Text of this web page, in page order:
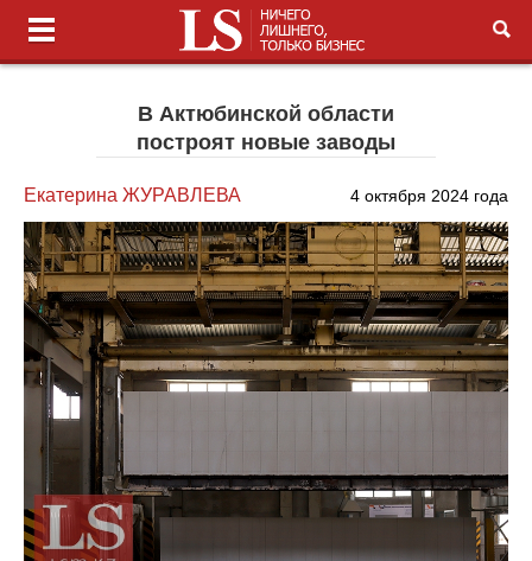
В Актюбинской области
построят новые заводы
Екатерина ЖУРАВЛЕВА 4 октября 2024 года